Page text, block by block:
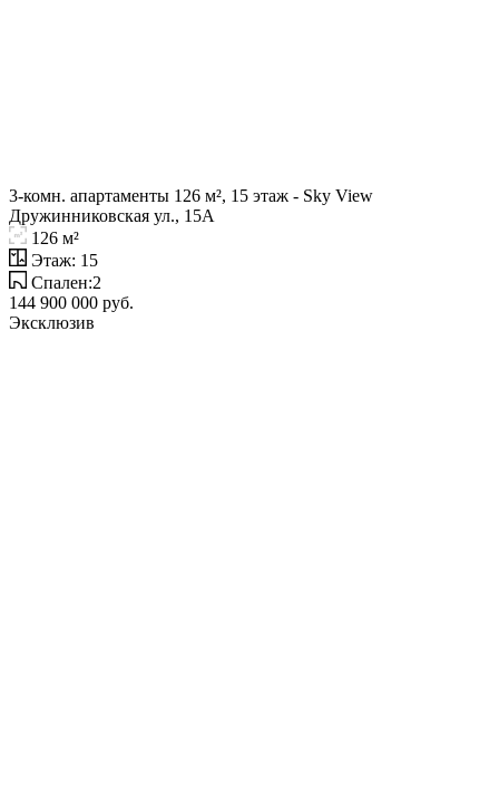
3-комн. апартаменты 126 м², 15 этаж - Sky View
Дружинниковская ул., 15А
126 м²
Этаж: 15
Спален:2
144 900 000 руб.
Эксклюзив